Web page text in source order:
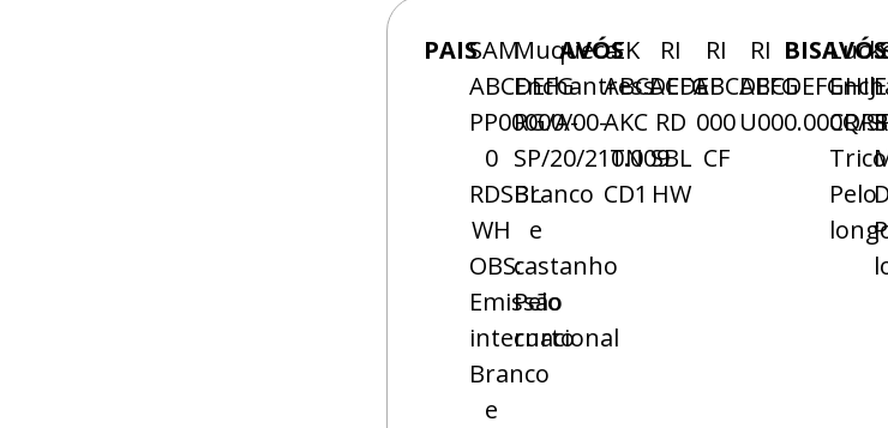
PAISSAM
ABCDEFG
PP00000/00-
0
RDSBL
WH
OBS:
Emissão
internacional
Branco
e
Muqueca
Enchantress
RG/A-
SP/20/210.009
Branco
e
castanho
Pelo
curto
AVÓSEK
ABCDEFG
AKC
TN
CD1
RI
ACDEF
RD
SBL
HW
RI
ABCDEFG
000
CF
RI
ABCDEFGHIJ
BISAVÓS
CR/
Pelo